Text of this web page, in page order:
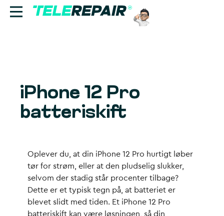
Find butik
Ring til os:
+45 70 60 55 90
iPhone 12 Pro
batteriskift
Oplever du, at din iPhone 12 Pro hurtigt løber
tør for strøm, eller at den pludselig slukker,
selvom der stadig står procenter tilbage?
Dette er et typisk tegn på, at batteriet er
blevet slidt med tiden. Et iPhone 12 Pro
batteriskift kan være løsningen, så din